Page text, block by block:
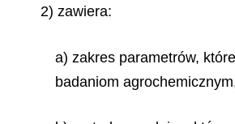
2) zawiera:
a) zakres parametrów,
badaniom